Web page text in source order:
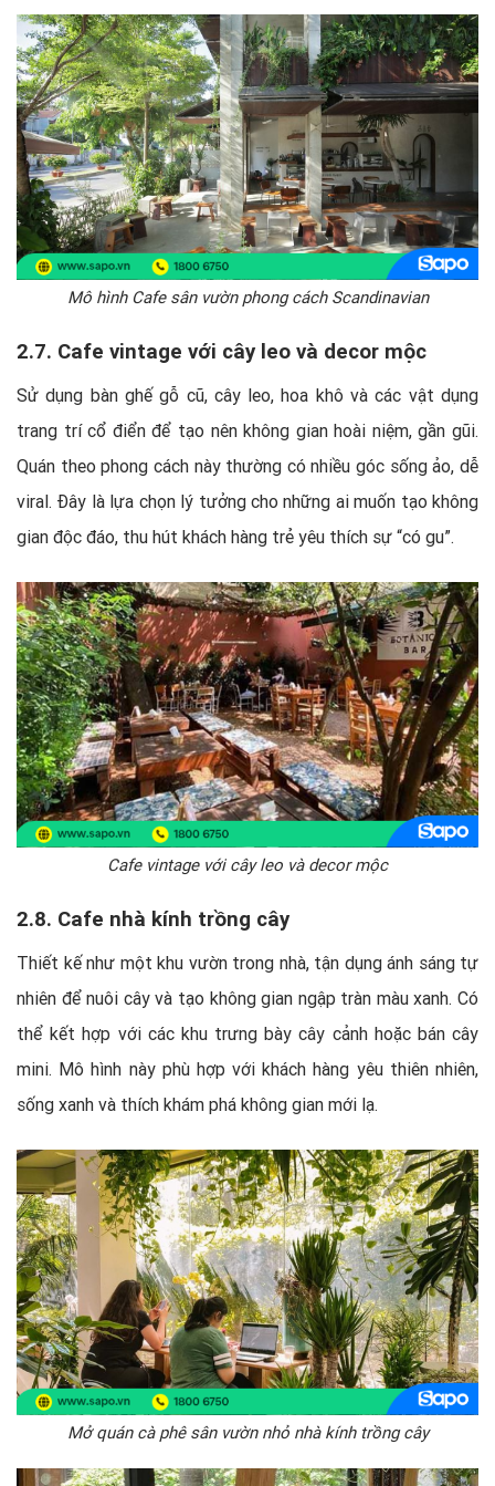
Mô hình Cafe sân vườn phong cách Scandinavian
2.7. Cafe vintage với cây leo và decor mộc
Sử dụng bàn ghế gỗ cũ, cây leo, hoa khô và các vật dụng
trang trí cổ điển để tạo nên không gian hoài niệm, gần gũi.
Quán theo phong cách này thường có nhiều góc sống ảo, dễ
viral. Đây là lựa chọn lý tưởng cho những ai muốn tạo không
gian độc đáo, thu hút khách hàng trẻ yêu thích sự “có gu”.
Cafe vintage với cây leo và decor mộc
2.8. Cafe nhà kính trồng cây
Thiết kế như một khu vườn trong nhà, tận dụng ánh sáng tự
nhiên để nuôi cây và tạo không gian ngập tràn màu xanh. Có
thể kết hợp với các khu trưng bày cây cảnh hoặc bán cây
mini. Mô hình này phù hợp với khách hàng yêu thiên nhiên,
sống xanh và thích khám phá không gian mới lạ.
Mở quán cà phê sân vườn nhỏ nhà kính trồng cây​​​​